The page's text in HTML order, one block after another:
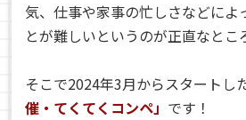
気、仕事や家事の忙しさなどによ
とが難しいというのが正直なとこ
そこで2024年3月からスタートし
催・てくてくコンペ」 です！